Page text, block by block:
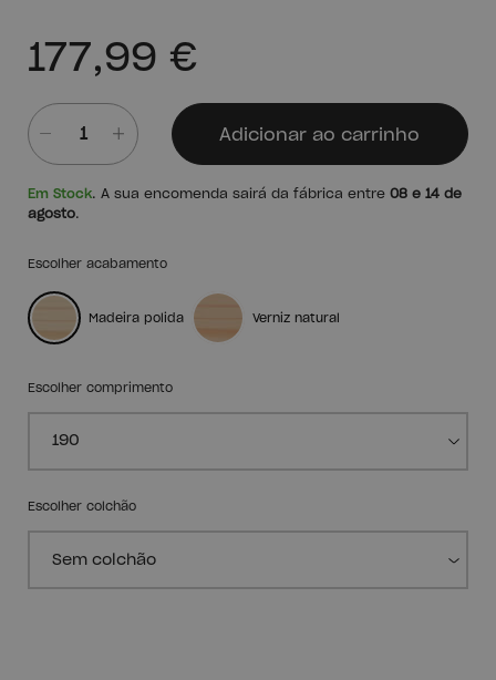
Escolher acabamento
Madeira polida Verniz natural
Escolher comprimento
Escolher colchão
177,99 €
Adicionar ao carrinho
Em Stock. A sua encomenda sairá da fábrica entre 08 e 14 de
agosto.